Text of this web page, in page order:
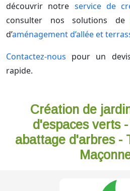
découvrir notre service de
consulter nos solutions de
d’aménagement d’allée et
Contactez-nous pour un
rapide.
Création de
d'espaces verts
abattage d'arbres -